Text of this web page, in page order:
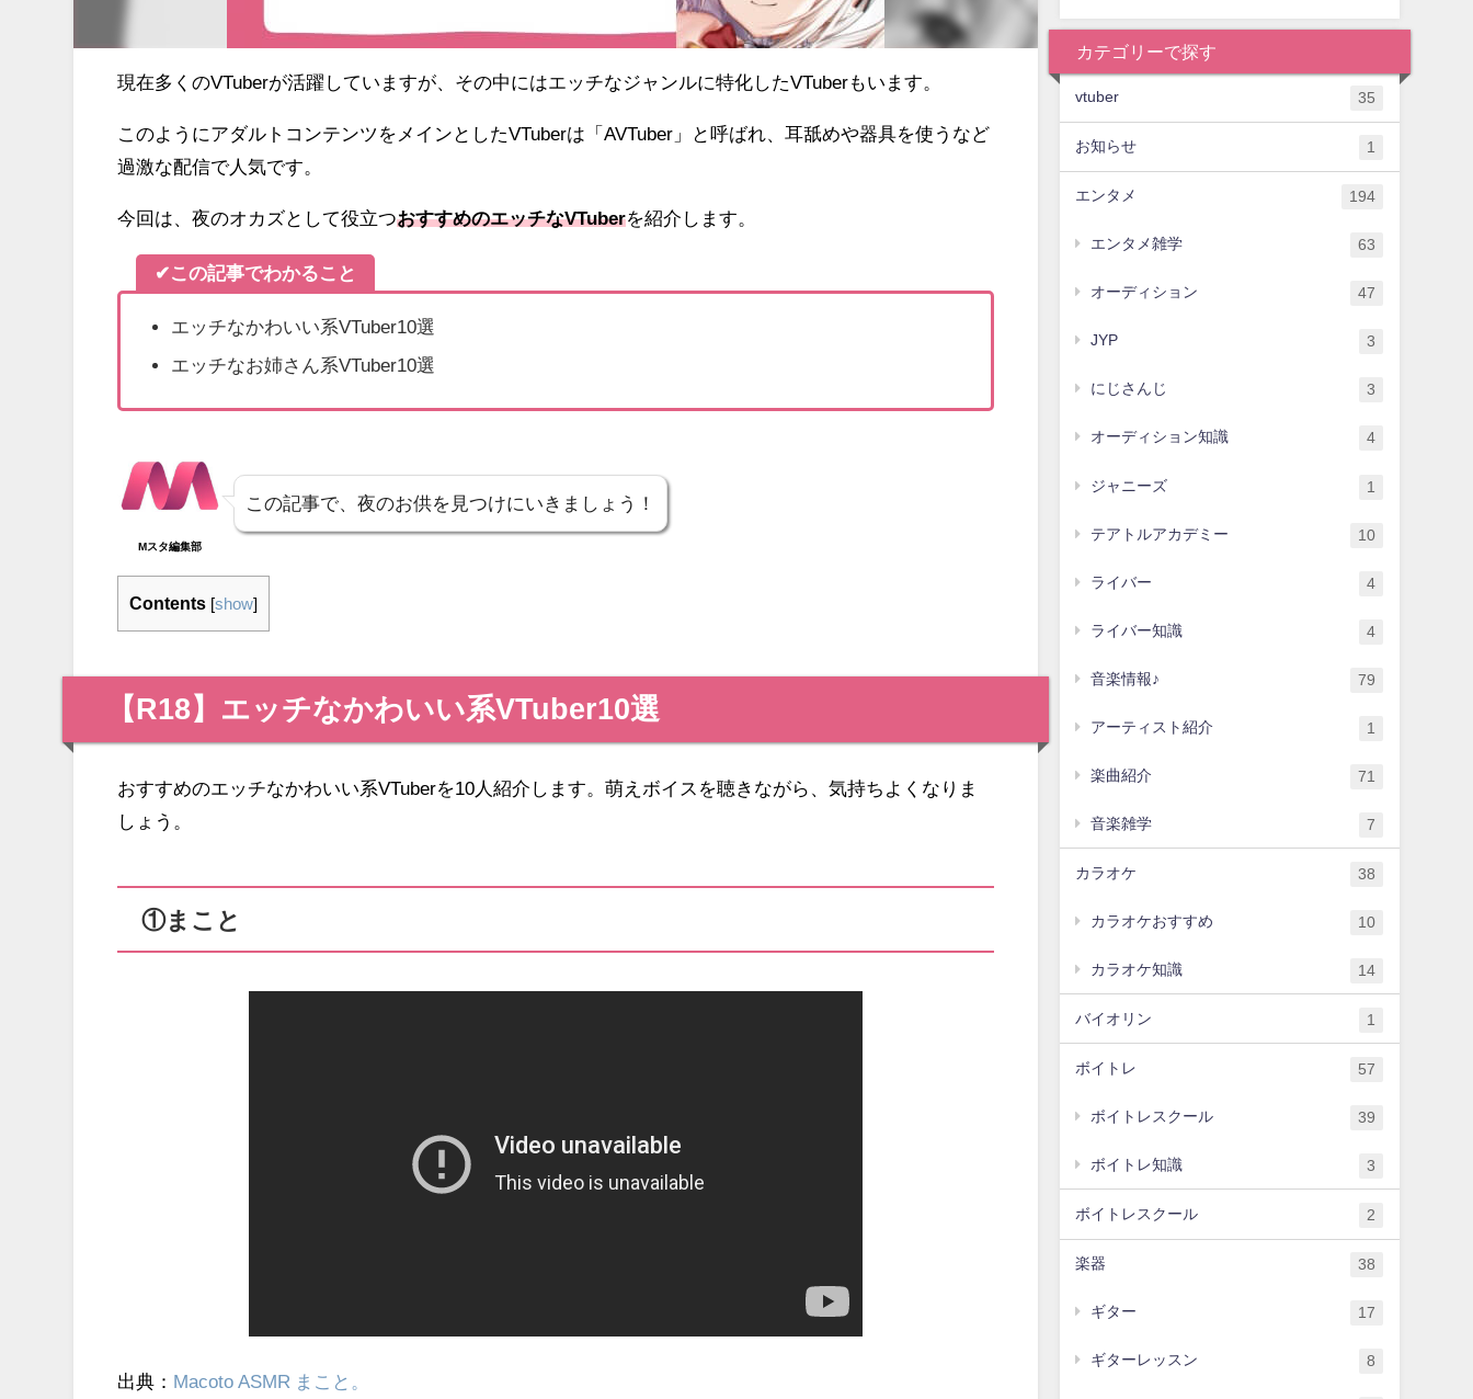
現在多くのVTuberが活躍していますが、その中にはエッチなジャンルに特化したVTuberもいます。
このようにアダルトコンテンツをメインとしたVTuberは「AVTuber」と呼ばれ、耳舐めや器具を使うなど
過激な配信で人気です。
今回は、夜のオカズとして役立つおすすめのエッチなVTuberを紹介します。
✔この記事でわかること
エッチなかわいい系VTuber10選
エッチなお姉さん系VTuber10選
Mスタ編集部
この記事で、夜のお供を見つけにいきましょう！
Contents [show
【R18】エッチなかわいい系VTuber10選
おすすめのエッチなかわいい系VTuberを10人紹介します。萌えボイスを聴きながら、気持ちよくなりま
しょう。
①まこと
出典： Macoto ASMR まこと。
カテゴリーで探す
vtuber 35
お知らせ 1
エンタメ 194
エンタメ雑学 63
オーディション 47
JYP 3
にじさんじ 3
オーディション知識 4
ジャニーズ 1
テアトルアカデミー 10
ライバー 4
ライバー知識 4
音楽情報♪ 79
アーティスト紹介 1
楽曲紹介 71
音楽雑学 7
カラオケ 38
カラオケおすすめ 10
カラオケ知識 14
バイオリン 1
ボイトレ 57
ボイトレスクール 39
ボイトレ知識 3
ボイトレスクール 2
楽器 38
ギター 17
ギターレッスン 8